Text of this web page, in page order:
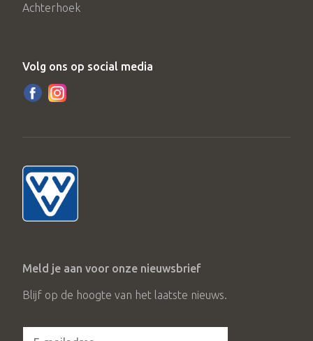
Achterhoek
Volg ons op social media
Meld je aan voor onze nieuwsbrief
Blijf op de hoogte van het laatste nieuws.